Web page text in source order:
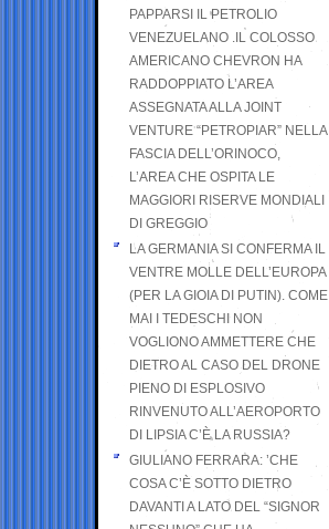
PAPPARSI IL PETROLIO
VENEZUELANO .IL COLOSSO
AMERICANO CHEVRON HA
RADDOPPIATO L’AREA
ASSEGNATA ALLA JOINT
VENTURE “PETROPIAR” NELLA
FASCIA DELL’ORINOCO,
L’AREA CHE OSPITA LE
MAGGIORI RISERVE MONDIALI
DI GREGGIO
LA GERMANIA SI CONFERMA IL
VENTRE MOLLE DELL’EUROPA
(PER LA GIOIA DI PUTIN). COME
MAI I TEDESCHI NON
VOGLIONO AMMETTERE CHE
DIETRO AL CASO DEL DRONE
PIENO DI ESPLOSIVO
RINVENUTO ALL’AEROPORTO
DI LIPSIA C’È LA RUSSIA?
GIULIANO FERRARA: ’CHE
COSA C’È SOTTO DIETRO
DAVANTI A LATO DEL “SIGNOR